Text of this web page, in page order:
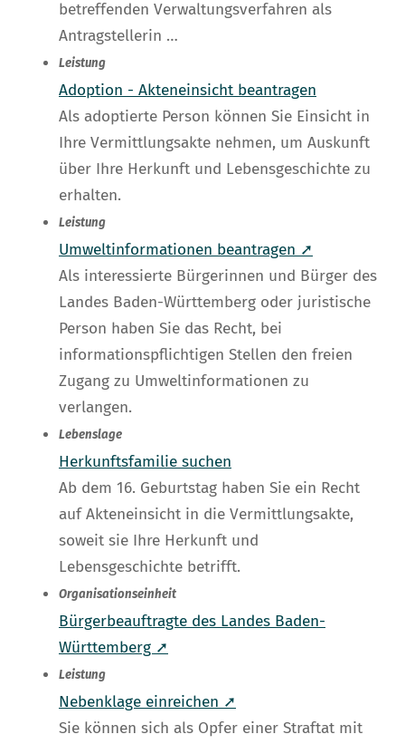
betreffenden Verwaltungsverfahren als
Antragstellerin …
Leistung
Adoption - Akteneinsicht beantragen
Als adoptierte Person können Sie Einsicht in
Ihre Vermittlungsakte nehmen, um Auskunft
über Ihre Herkunft und Lebensgeschichte zu
erhalten.
Leistung
Umweltinformationen beantragen ➚
Als interessierte Bürgerinnen und Bürger des
Landes Baden-Württemberg oder juristische
Person haben Sie das Recht, bei
informationspflichtigen Stellen den freien
Zugang zu Umweltinformationen zu
verlangen.
Lebenslage
Herkunftsfamilie suchen
Ab dem 16. Geburtstag haben Sie ein Recht
auf Akteneinsicht in die Vermittlungsakte,
soweit sie Ihre Herkunft und
Lebensgeschichte betrifft.
Organisationseinheit
Bürgerbeauftragte des Landes Baden-
Württemberg ➚
Leistung
Nebenklage einreichen ➚
Sie können sich als Opfer einer Straftat mit